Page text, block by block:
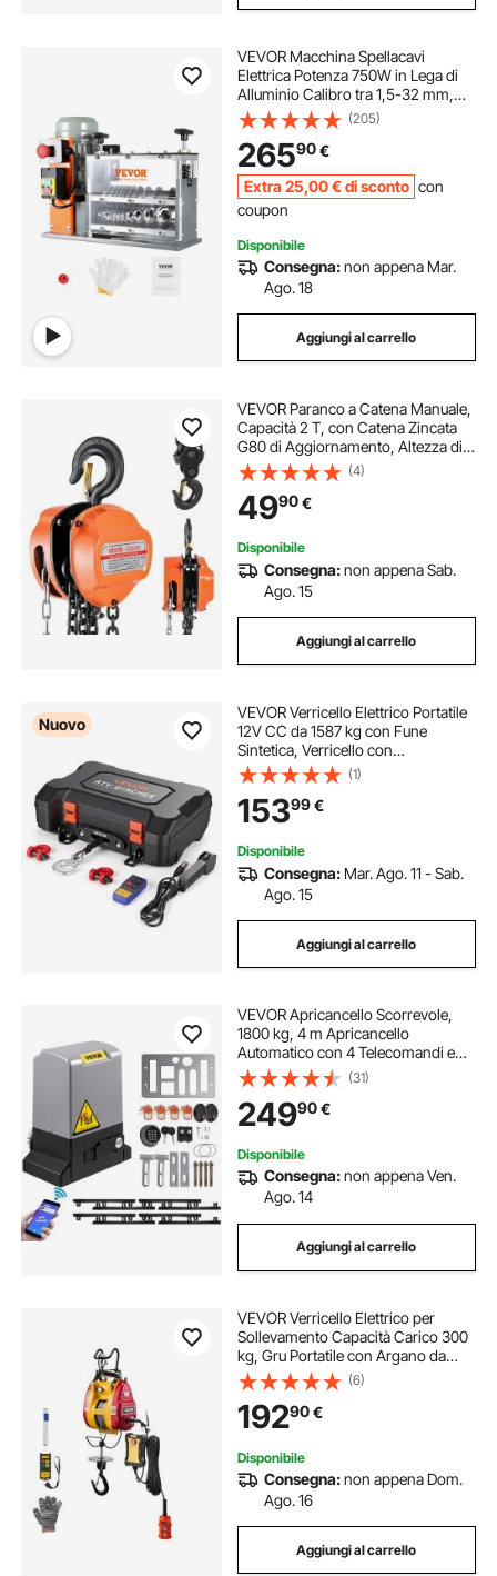
VEVOR Macchina Spellacavi
Elettrica Potenza 750W in Lega di
Alluminio Calibro tra 1,5-32 mm,
Macchinetta Spellafili Elettrica per
Cablaggio Cavi Elettrici 48 x 30 x
38cm, Macchina Elettrica Spellacavi
(205)
26590€
Extra 25,00 €di sconto con
coupon
Disponibile
Consegna:non appena Mar.
Ago. 18
Aggiungi al carrello
VEVOR Paranco a Catena Manuale,
Capacità 2 T, con Catena Zincata
G80 di Aggiornamento, Altezza di
Sollevamento 3 m, Paranco a
Puleggia per Macchinari
Automobilistici da Magazzino,
Arancione
(4)
4990€
Disponibile
Consegna:non appena Sab.
Ago. 15
Aggiungi al carrello
Nuovo
VEVOR Verricello Elettrico Portatile
12V CC da 1587 kg con Fune
Sintetica, Verricello con
Telecomando Wireless e Cablato,
Kit di Recupero con Valigetta,
Passacavo, Gancio, per ATV, UTV e
Off-Road
(1)
15399€
Disponibile
Consegna: Mar. Ago. 11 - Sab.
Ago. 15
Aggiungi al carrello
VEVOR Apricancello Scorrevole,
1800 kg, 4 m Apricancello
Automatico con 4 Telecomandi e
Controllo APP, Motore Elettrico per
Cancello per Vialetto a
Scorrimento, Kit Sistema di apertura
(31)
24990€
Disponibile
Consegna:non appena Ven.
Ago. 14
Aggiungi al carrello
VEVOR Verricello Elettrico per
Sollevamento Capacità Carico 300
kg, Gru Portatile con Argano da
1500 W, Altezza di Sollevamento 30
m, Velocità 18,9 m/min con
Telecomando Cablato e Wireless
(6)
19290€
Disponibile
Consegna:non appena Dom.
Ago. 16
Aggiungi al carrello